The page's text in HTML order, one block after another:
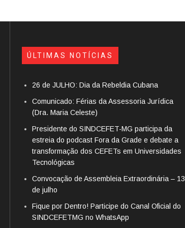
ÚLTIMAS NOTÍCIAS
26 de JULHO: Dia da Rebeldia Cubana
Comunicado: Férias da Assessoria Jurídica
(Dra. Maria Celeste)
Presidente do SINDCEFET-MG participa da
estreia do podcast Fora da Grade e debate a
transformação dos CEFETs em Universidades
Tecnológicas
Convocação de Assembleia Extraordinária – 13
de julho
Fique por Dentro! Participe do Canal Oficial do
SINDCEFETMG no WhatsApp